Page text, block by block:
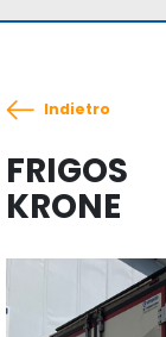
Indietro
FRIGOS
KRONE